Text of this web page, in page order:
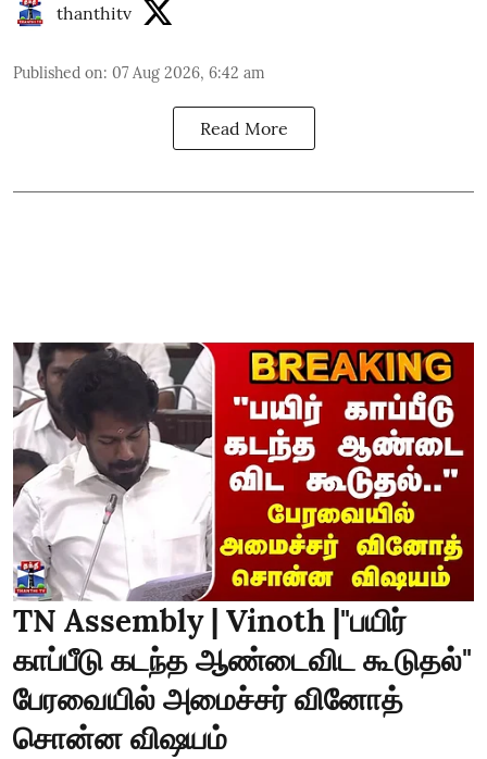
thanthitv
Published on: 07 Aug 2026, 6:42 am
Read More
TN Assembly | Vinoth |"பயிர்
காப்பீடு கடந்த ஆண்டைவிட கூடுதல்"
பேரவையில் அமைச்சர் வினோத்
சொன்ன விஷயம்